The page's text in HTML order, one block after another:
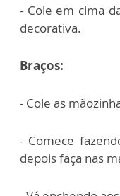
- Cole em cima
decorativa.
Braços:
- Cole as
- Comece
depois faça nas